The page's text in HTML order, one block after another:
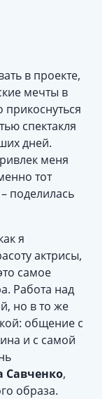
в проекте,
мечты в
спектакля
дней.
меня
тот
поделилась
я
актрисы,
самое
Работа над
но в то же
общение с
и с самой
Савченко,
образа.